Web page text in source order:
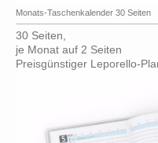
Monats-Taschenkalender 30 Seiten
30 Seiten,
je Monat auf 2 Seiten
Preisgünstiger Leporello-